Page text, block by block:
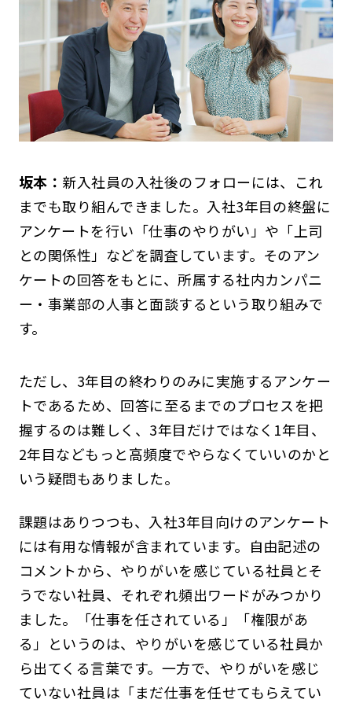
坂本： 新入社員の入社後のフォローには、これ
までも取り組んできました。入社3年目の終盤に
アンケートを行い「仕事のやりがい」や「上司
との関係性」などを調査しています。そのアン
ケートの回答をもとに、所属する社内カンパニ
ー・事業部の人事と面談するという取り組みで
す。
ただし、3年目の終わりのみに実施するアンケー
トであるため、回答に至るまでのプロセスを把
握するのは難しく、3年目だけではなく1年目、
2年目などもっと高頻度でやらなくていいのかと
いう疑問もありました。
課題はありつつも、入社3年目向けのアンケート
には有用な情報が含まれています。自由記述の
コメントから、やりがいを感じている社員とそ
うでない社員、それぞれ頻出ワードがみつかり
ました。「仕事を任されている」「権限があ
る」というのは、やりがいを感じている社員か
ら出てくる言葉です。一方で、やりがいを感じ
ていない社員は「まだ仕事を任せてもらえてい